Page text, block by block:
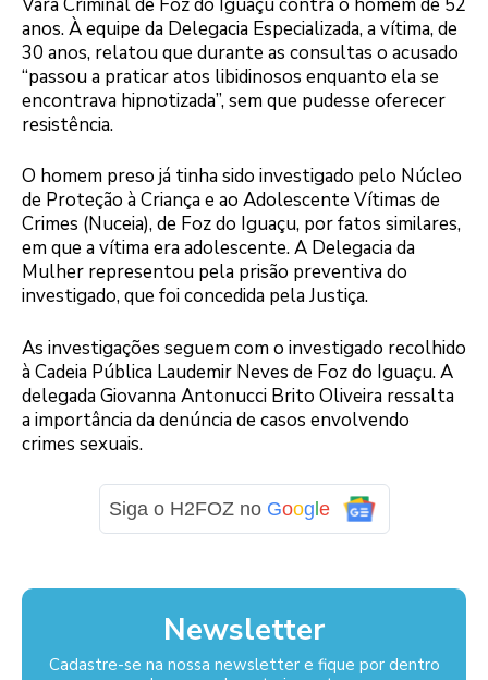
anos. À equipe da Delegacia Especializada, a vítima, de
30 anos, relatou que durante as consultas o acusado
“passou a praticar atos libidinosos enquanto ela se
encontrava hipnotizada”, sem que pudesse oferecer
resistência.
O homem preso já tinha sido investigado pelo Núcleo
de Proteção à Criança e ao Adolescente Vítimas de
Crimes (Nuceia), de Foz do Iguaçu, por fatos similares,
em que a vítima era adolescente. A Delegacia da
Mulher representou pela prisão preventiva do
investigado, que foi concedida pela Justiça.
As investigações seguem com o investigado recolhido
à Cadeia Pública Laudemir Neves de Foz do Iguaçu. A
delegada Giovanna Antonucci Brito Oliveira ressalta
a importância da denúncia de casos envolvendo
crimes sexuais.
Siga o H2FOZ no Goog e
Newsletter
Cadastre-se na nossa newsletter e fique por dentro